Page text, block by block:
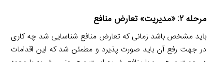
مرحله ۲: «مدیریت» تعارض منافع
باید مشخص باشد زمانی که تعارض منافع شناسایی شد چه کاری
در جهت رفع آن باید صورت پذیرد و مطمئن شد که این اقدامات